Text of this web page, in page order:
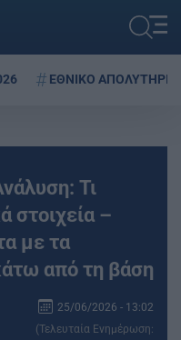
ΕΘΝΙΚΟ ΑΠΟΛΥΤΗΡΙΟ
Τι
στοιχεία –
με τα
από τη βάση
25/06/2026 - 13:02
(Τελευταία Ενημέρωση: